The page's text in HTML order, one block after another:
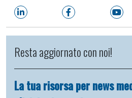
Resta aggiornato con noi!
La tua risorsa per news